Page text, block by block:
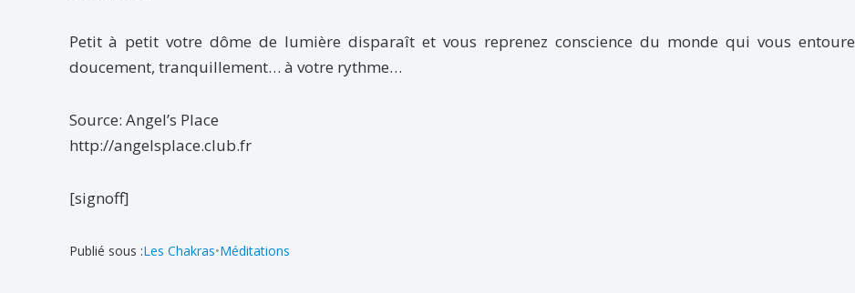
Petit à petit votre dôme de lumière disparaît et vous reprenez conscience du monde qui vous entoure
doucement, tranquillement… à votre rythme…
Source: Angel’s Place
http://angelsplace.club.fr
[signoff]
Publié sous :Les Chakras•Méditations